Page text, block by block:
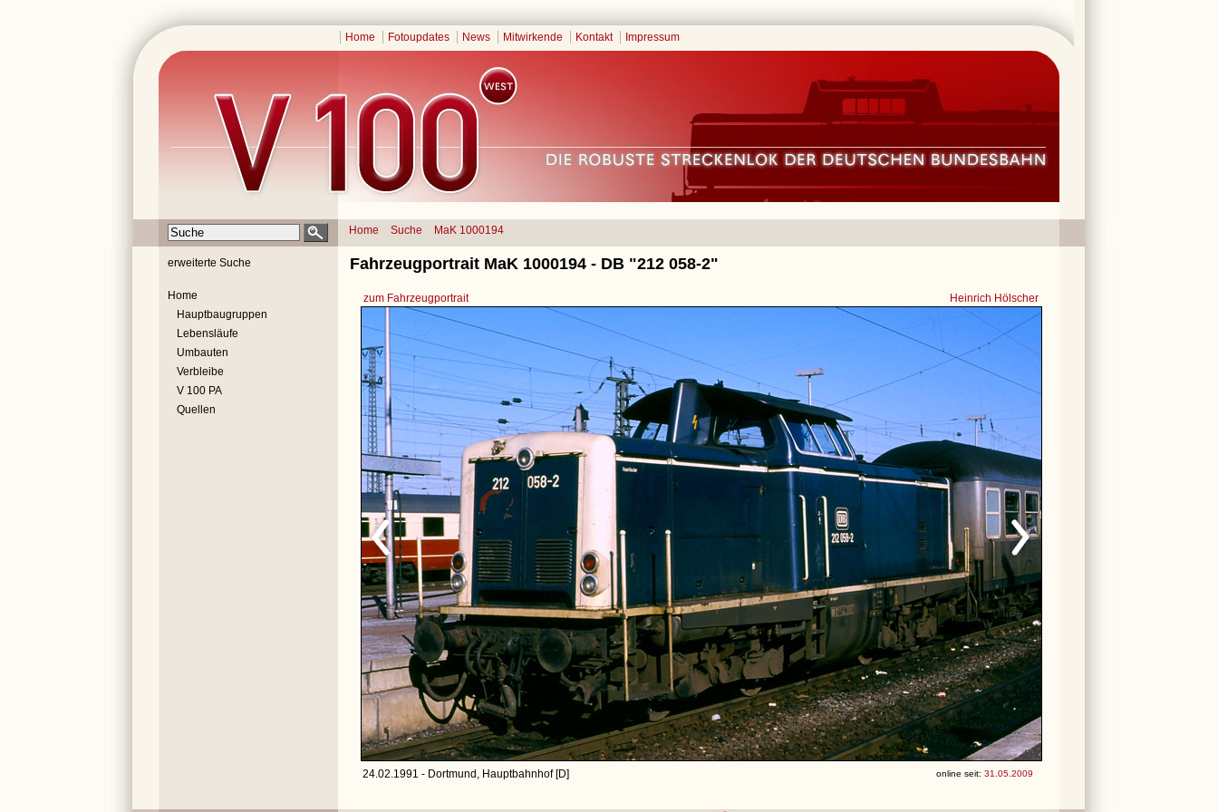
Home Fotoupdates News Mitwirkende Kontakt Impressum
Home Suche MaK 1000194
erweiterte Suche
Home
Hauptbaugruppen
Lebensläufe
Umbauten
Verbleibe
V 100 PA
Quellen
Fahrzeugportrait MaK 1000194 - DB "212 058-2"
zum Fahrzeugportrait Heinrich Hölscher
24.02.1991 - Dortmund, Hauptbahnhof [D] online seit: 31.05.2009